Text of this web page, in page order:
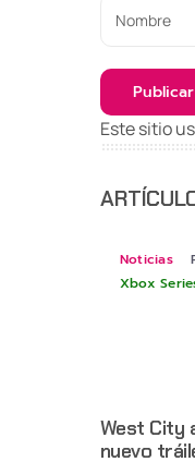
Este sitio
Noticias
Xbox
West City
nuevo